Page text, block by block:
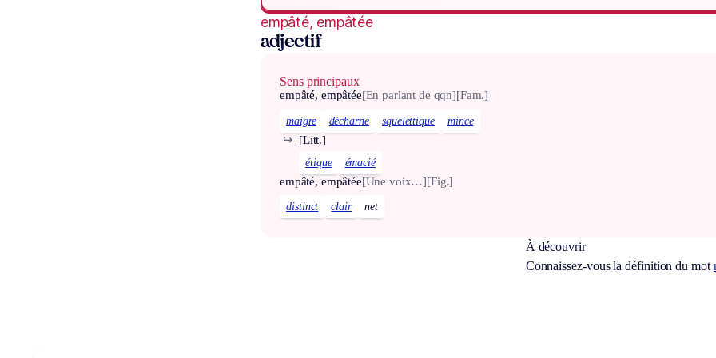
empâté, empâtée
adjectif
Sens principaux
empâté, empâtée[En parlant de qqn][Fam.]
maigre décharné squelettique mince
[Litt.]
↪
étique émacié
empâté, empâtée[Une voix…][Fig.]
distinct clair net
À découvrir
Connaissez-vous la définition du mot